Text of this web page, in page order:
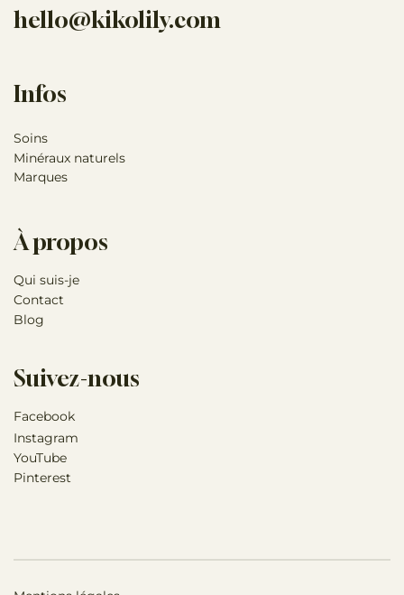
Illustration, Druck & Herstellung: Komplett in
Grossbritannien gefertigt
hello@kikolily.com
Suivez-nous
Facebook
Instagram
YouTube
Pinterest
Infos
Soins
Minéraux naturels
Marques
À propos
Qui suis-je
Contact
Blog